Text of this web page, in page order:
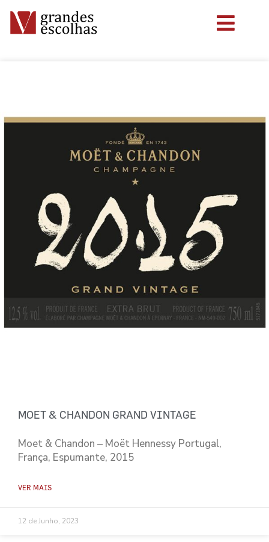
MOET & CHANDON GRAND VINTAGE
Moet & Chandon – Moët Hennessy Portugal,
França, Espumante, 2015
VER MAIS
12 de Junho, 2023